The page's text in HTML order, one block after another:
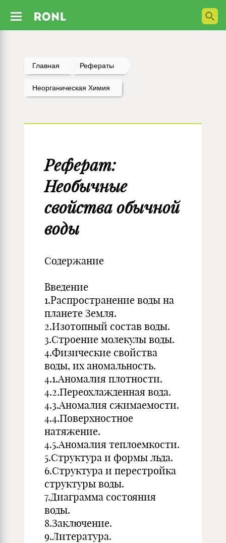
Главная Рефераты
Неорганическая Химия
Реферат:
Необычные
свойства обычной
воды
Содержание
Введение
1.Распространение воды на
планете Земля.
2.Изотопный состав воды.
3.Строение молекулы воды.
4.Физические свойства
воды, их аномальность.
4.1.Аномалия плотности.
4.2.Переохлажденная вода.
4.3.Аномалия сжимаемости.
4.4.Поверхностное
натяжение.
4.5.Аномалия теплоемкости.
5.Структура и формы льда.
6.Структура и перестройка
структуры воды.
7.Диаграмма состояния
воды.
8.Заключение.
9.Литература.